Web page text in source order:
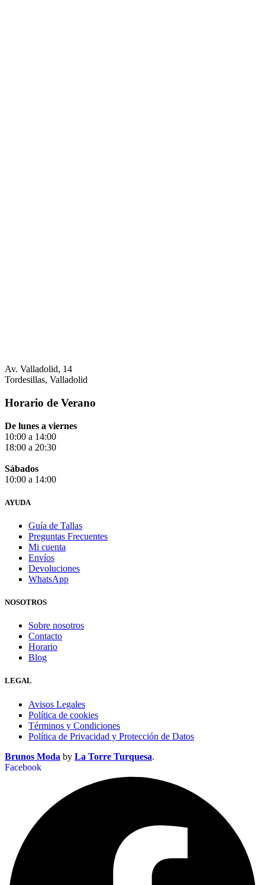
Av. Valladolid, 14
Tordesillas, Valladolid
Horario de Verano
De lunes a viernes
10:00 a 14:00
18:00 a 20:30
Sábados
10:00 a 14:00
AYUDA
Guía de Tallas
Preguntas Frecuentes
Mi cuenta
Envíos
Devoluciones
WhatsApp
NOSOTROS
Sobre nosotros
Contacto
Horario
Blog
LEGAL
Avisos Legales
Política de cookies
Términos y Condiciones
Política de Privacidad y Protección de Datos
Brunos Moda by La Torre Turquesa.
Facebook